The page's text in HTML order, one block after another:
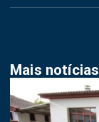
Mais notícias